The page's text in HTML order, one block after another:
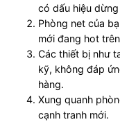
có dấu hiệu
Phòng net của
mới đang hot
Các thiết bị như
kỹ, không đáp
hàng.
Xung quanh
cạnh tranh mới.